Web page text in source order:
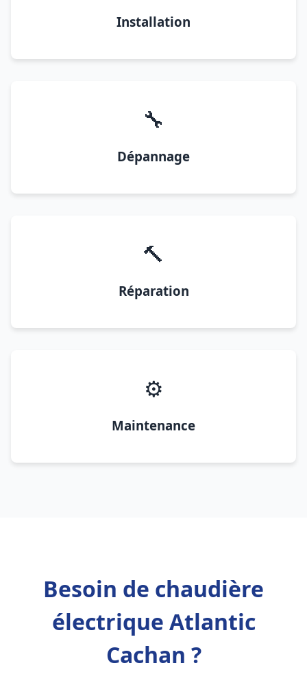
Installation
🔧
Dépannage
🔨
Réparation
⚙️
Maintenance
Besoin de chaudière
électrique Atlantic
Cachan ?